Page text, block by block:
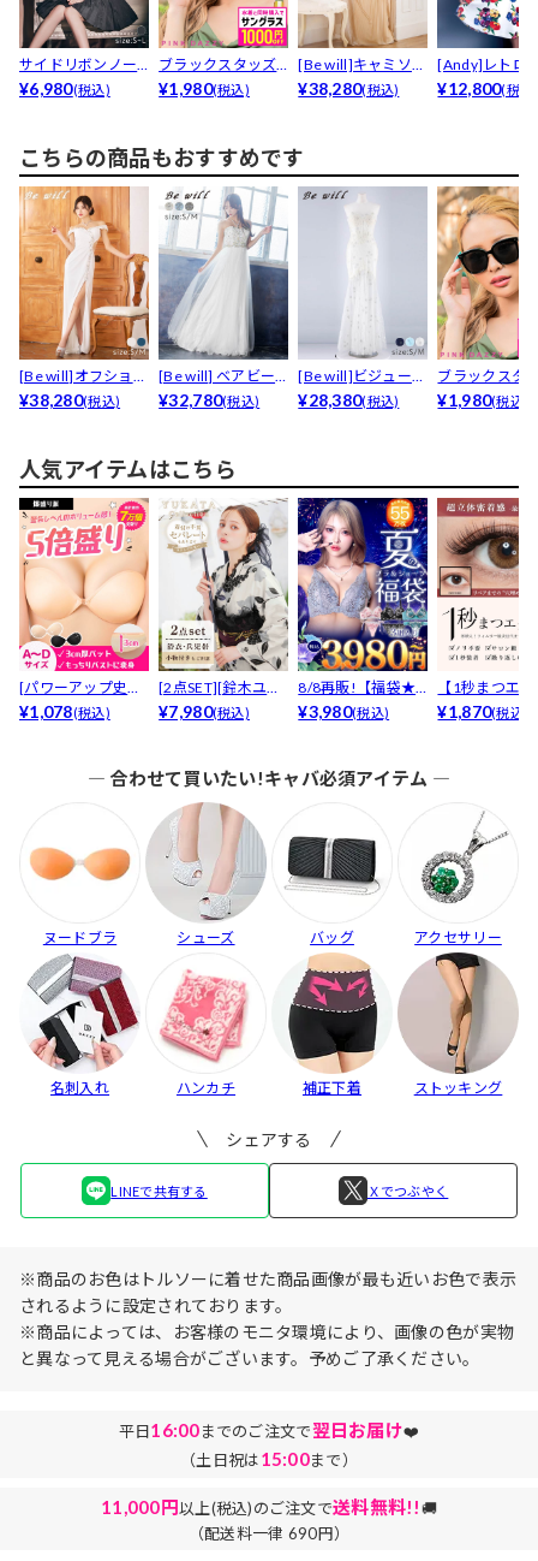
サイドリボンノー
スリーブポケット
¥6,980(税込)
ブラックスタッズ
サングラス
¥1,980(税込)
[Be will]キャミソー
ルプリーツ...
¥38,280(税込)
[Andy]レトロ
ワープリント
¥12,800(税込)
こちらの商品もおすすめです
[Be will]オフショル
ビジューサ...
¥38,280(税込)
[Be will] ベアビー
ズ刺繍スピ...
¥32,780(税込)
[Be will]ビジューフ
ラワー刺繍...
¥28,380(税込)
ブラックスタ
サングラス
¥1,980(税込)
人気アイテムはこちら
[パワーアップ史上
最強5倍盛りアップ
¥1,078(税込)
[2点SET][鈴木ユリ
ア(baby)...
¥7,980(税込)
8/8再販!【福袋★
ブラセット3点
¥3,980(税込)
【1秒まつエ
リュームタイ
¥1,870(税込)
― 合わせて買いたい!キャバ必須アイテム ―
ヌードブラ シューズ バッグ アクセサリー
名刺入れ ハンカチ 補正下着 ストッキング
シェアする
LINEで共有する Ｘでつぶやく
※商品のお色はトルソーに着せた商品画像が最も近いお色で表示
されるように設定されております。
※商品によっては、お客様のモニタ環境により、画像の色が実物
と異なって見える場合がございます。予めご了承ください。
平日16:00までのご注文で翌日お届け❤️
（土日祝は15:00まで）
11,000円以上(税込)のご注文で送料無料!!🚚
（配送料一律 690円）